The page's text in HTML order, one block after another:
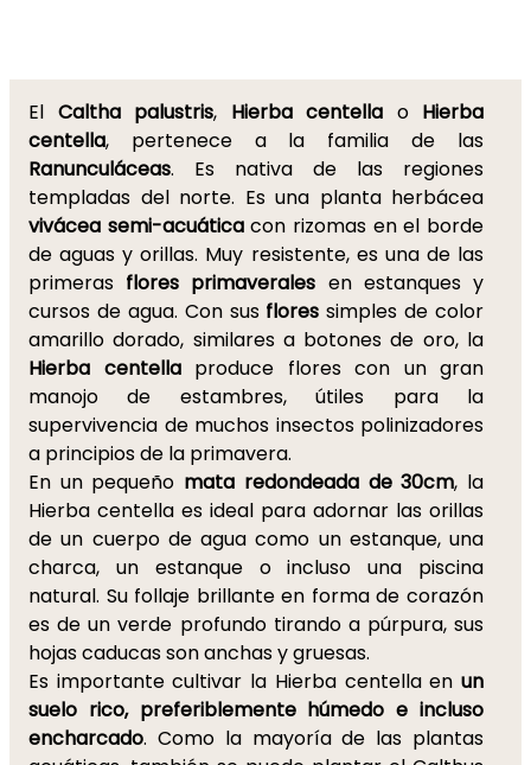
El Caltha palustris, Hierba centella o Hierba
centella, pertenece a la familia de las
Ranunculáceas. Es nativa de las regiones
templadas del norte. Es una planta herbácea
vivácea semi-acuáticacon rizomas en el borde
de aguas y orillas. Muy resistente, es una de las
primeras flores primaverales en estanques y
cursos de agua. Con sus flores simples de color
amarillo dorado, similares a botones de oro, la
Hierba centellaproduce flores con un gran
manojo de estambres, útiles para la
supervivencia de muchos insectos polinizadores
a principios de la primavera.
En un pequeño mata redondeada de 30cm, la
Hierba centella es ideal para adornar las orillas
de un cuerpo de agua como un estanque, una
charca, un estanque o incluso una piscina
natural. Su follaje brillante en forma de corazón
es de un verde profundo tirando a púrpura, sus
hojas caducas son anchas y gruesas.
Es importante cultivar la Hierba centella en un
suelo rico, preferiblemente húmedo e incluso
encharcado. Como la mayoría de las plantas